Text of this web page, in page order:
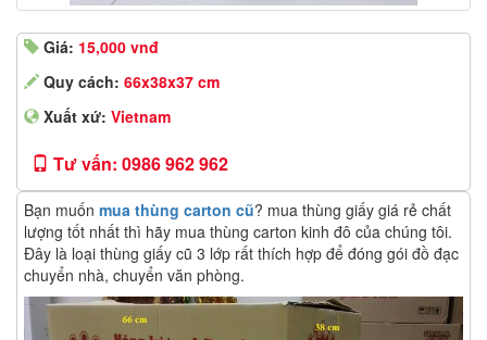
Giá: 15,000 vnđ
Quy cách: 66x38x37 cm
Xuất xứ: Vietnam
Tư vấn: 0986 962 962
Bạn muốn mua thùng carton cũ? mua thùng giấy giá rẻ chất
lượng tốt nhất thì hãy mua thùng carton kinh đô của chúng tôi.
Đây là loại thùng giấy cũ 3 lớp rất thích hợp để đóng gói đồ đạc
chuyển nhà, chuyển văn phòng.